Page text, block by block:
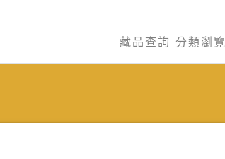
藏品查詢 分類瀏覽